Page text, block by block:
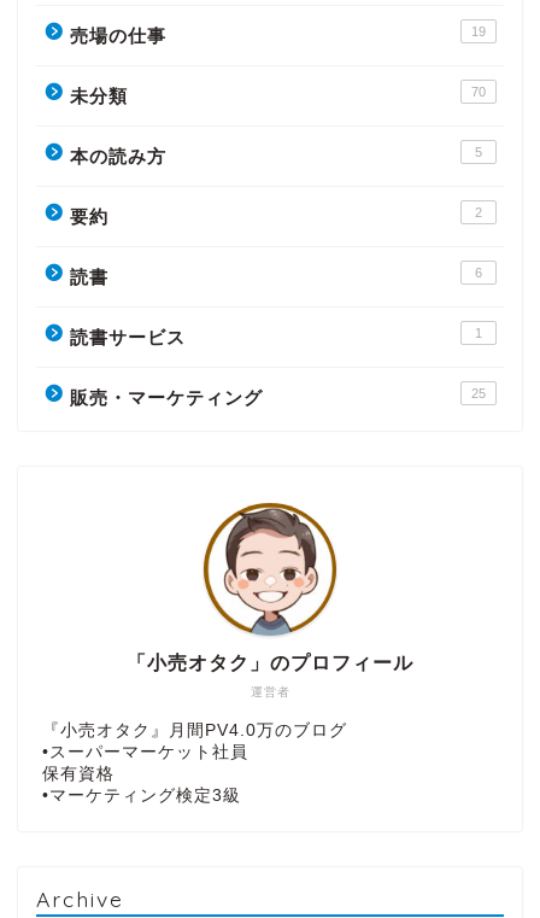
売場の仕事 19
未分類 70
本の読み方 5
要約 2
読書 6
読書サービス 1
販売・マーケティング 25
運営者
「小売オタク」のプロフィール
『小売オタク』月間PV4.0万のブログ
•スーパーマーケット社員
保有資格
•マーケティング検定3級
Archive